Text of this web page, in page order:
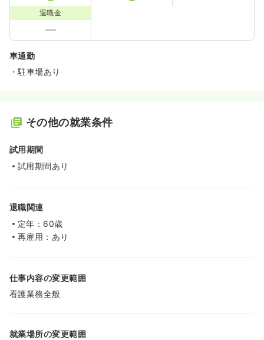
退職金
車通勤
・駐車場あり
その他の就業条件
試用期間
試用期間あり
退職関連
定年：60歳
再雇用：あり
仕事内容の変更範囲
看護業務全般
就業場所の変更範囲